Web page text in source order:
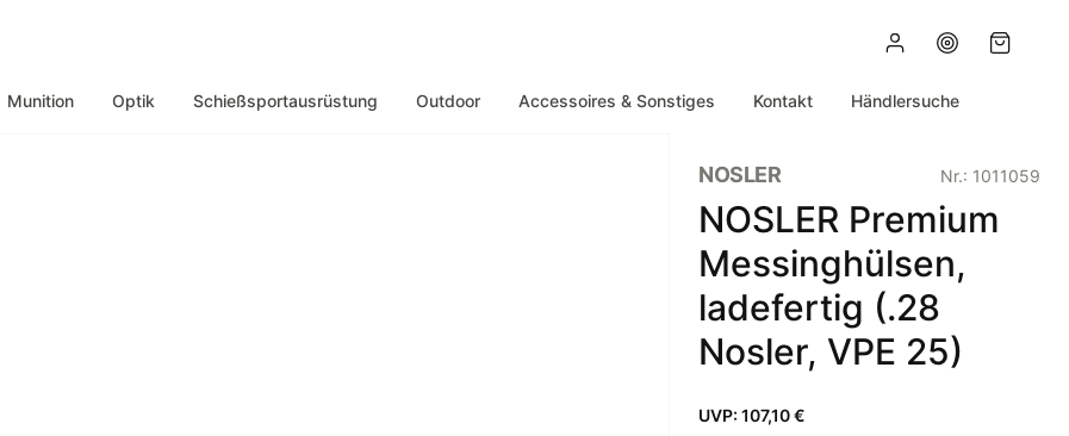
Munition Optik Schießsportausrüstung Outdoor Accessoires & Sonstiges Kontakt Händlersuche
NOSLER Nr.: 1011059
NOSLER Premium
Messinghülsen,
ladefertig (.28
Nosler, VPE 25)
UVP: 107,10 €